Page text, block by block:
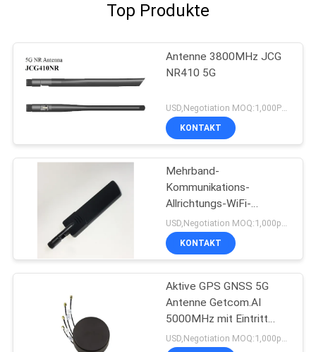
Top Produkte
Antenne 3800MHz JCG
NR410 5G
USD,Negotiation MOQ:1,000PCS
KONTAKT
Mehrband-
Kommunikations-
Allrichtungs-WiFi-
Antenne 5dBi 5G
KONTAKT
Aktive GPS GNSS 5G
Antenne Getcom.AI
5000MHz mit Eintritt
IP67